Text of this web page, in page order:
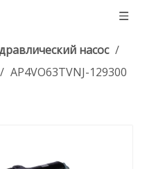
насос /
/ AP4VO63TVNJ-129300